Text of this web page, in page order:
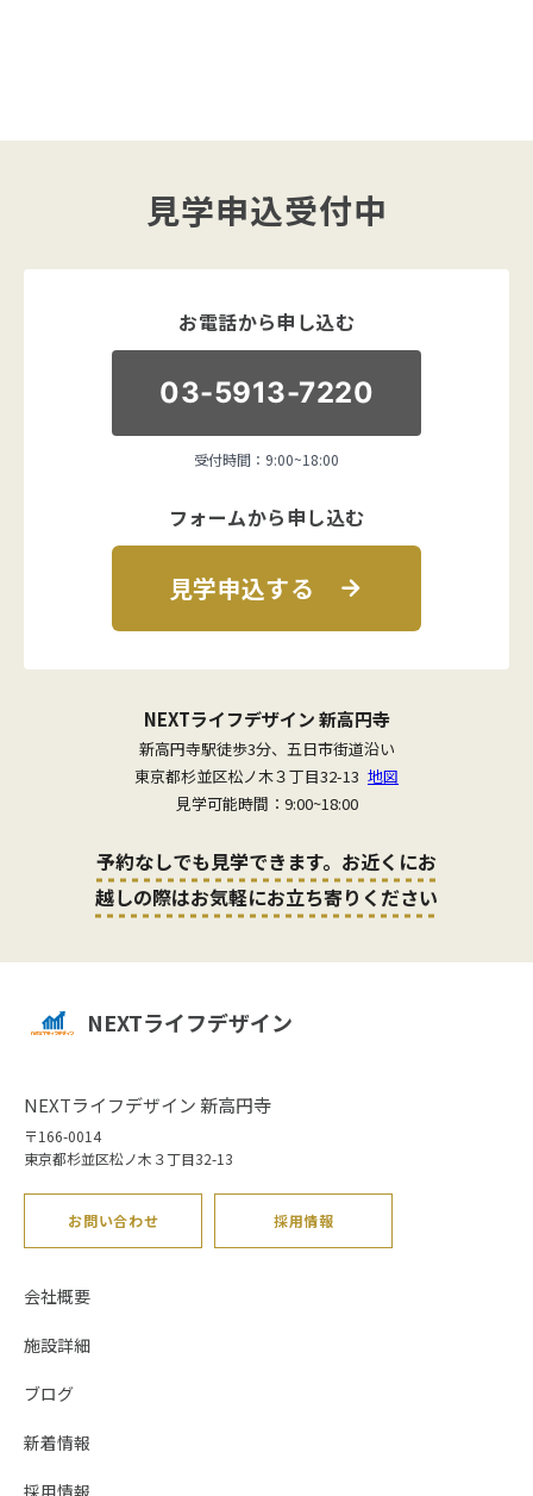
見学申込受付中
お電話から申し込む
03-5913-7220
受付時間：9:00~18:00
フォームから申し込む
見学申込する
NEXTライフデザイン 新高円寺
新高円寺駅徒歩3分、五日市街道沿い
東京都杉並区松ノ木３丁目32-13 地図
見学可能時間：9:00~18:00
予約なしでも見学できます。お近くにお
越しの際はお気軽にお立ち寄りください
NEXTライフデザイン
NEXTライフデザイン 新高円寺
〒166-0014
東京都杉並区松ノ木３丁目32-13
お問い合わせ 採用情報
会社概要
施設詳細
ブログ
新着情報
採用情報